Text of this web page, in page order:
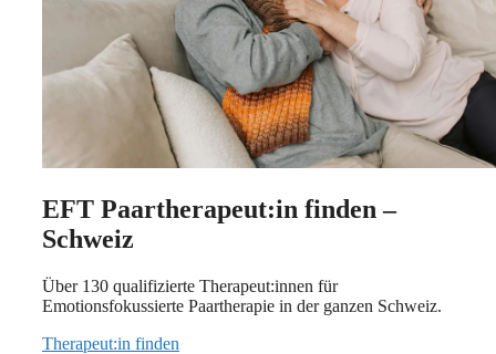
EFT Paartherapeut:in finden –
Schweiz
Über 130 qualifizierte Therapeut:innen für
Emotionsfokussierte Paartherapie in der ganzen Schweiz.
Therapeut:in finden